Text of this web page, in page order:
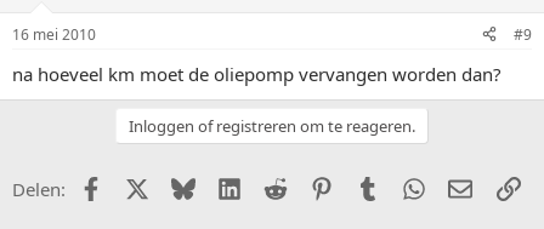
16 mei 2010 #9
na hoeveel km moet de oliepomp vervangen worden dan?
Inloggen of registreren om te reageren.
Delen: FacebookX (Twitter)
BlueskyLinkedIn
Reddit PinterestTumblr WhatsApp
E-mail